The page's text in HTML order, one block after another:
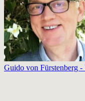
Guido von Fürstenberg -